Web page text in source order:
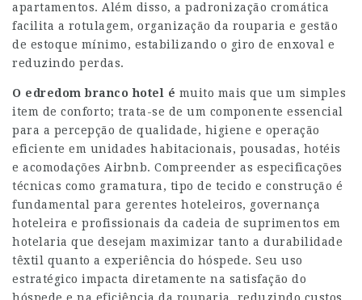
apartamentos. Além disso, a padronização cromática
facilita a rotulagem, organização da rouparia e gestão
de estoque mínimo, estabilizando o giro de enxoval e
reduzindo perdas.
O edredom branco hotel é muito mais que um simples
item de conforto; trata-se de um componente essencial
para a percepção de qualidade, higiene e operação
eficiente em unidades habitacionais, pousadas, hotéis
e acomodações Airbnb. Compreender as especificações
técnicas como gramatura, tipo de tecido e construção é
fundamental para gerentes hoteleiros, governança
hoteleira e profissionais da cadeia de suprimentos em
hotelaria que desejam maximizar tanto a durabilidade
têxtil quanto a experiência do hóspede. Seu uso
estratégico impacta diretamente na satisfação do